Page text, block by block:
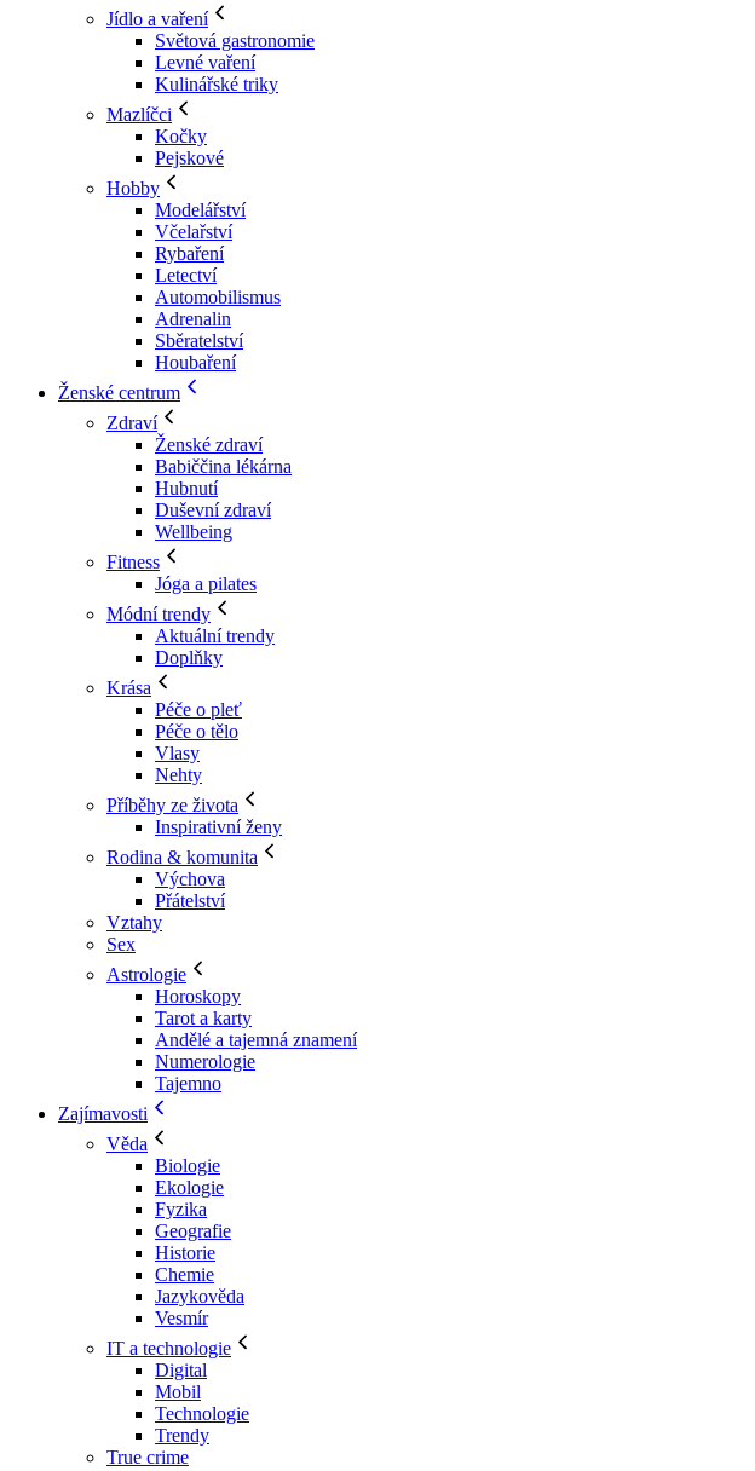
Jídlo a vaření
Světová gastronomie
Levné vaření
Kulinářské triky
Mazlíčci
Kočky
Pejskové
Hobby
Modelářství
Včelařství
Rybaření
Letectví
Automobilismus
Adrenalin
Sběratelství
Houbaření
Ženské centrum
Zdraví
Ženské zdraví
Babiččina lékárna
Hubnutí
Duševní zdraví
Wellbeing
Fitness
Jóga a pilates
Módní trendy
Aktuální trendy
Doplňky
Krása
Péče o pleť
Péče o tělo
Vlasy
Nehty
Příběhy ze života
Inspirativní ženy
Rodina & komunita
Výchova
Přátelství
Vztahy
Sex
Astrologie
Horoskopy
Tarot a karty
Andělé a tajemná znamení
Numerologie
Tajemno
Zajímavosti
Věda
Biologie
Ekologie
Fyzika
Geografie
Historie
Chemie
Jazykověda
Vesmír
IT a technologie
Digital
Mobil
Technologie
Trendy
True crime